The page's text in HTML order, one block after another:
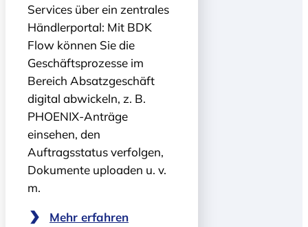
Services über ein zentrales
Händlerportal: Mit BDK
Flow können Sie die
Geschäfts­prozesse im
Bereich Absatz­geschäft
digital abwickeln, z. B.
PHOENIX-Anträge
einsehen, den
Auftragsstatus verfolgen,
Dokumente uploaden u. v.
m.
Mehr erfahren